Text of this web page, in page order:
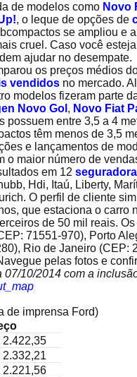
de modelos como Novo
, o leque de opções de
se ampliou e
cruel. Caso você
ajudar no desempate.
os preços médios
vendidos no mercado.
modelos fizeram parte
Novo Gol , Novo Fiat
possuem entre 3,5 a 4
têm menos de 3,5
e lançamentos de
o maior número de
em 12
Hdi, Itaú, Liberty,
O perfil de cliente
que estaciona o carro
de 50 mil reais.
71551-970), Porto
Rio de Janeiro (CEP:
pelas fotos e
10/2014 com a
de imprensa Ford)
2.422,35
2.332,21
2.221,56